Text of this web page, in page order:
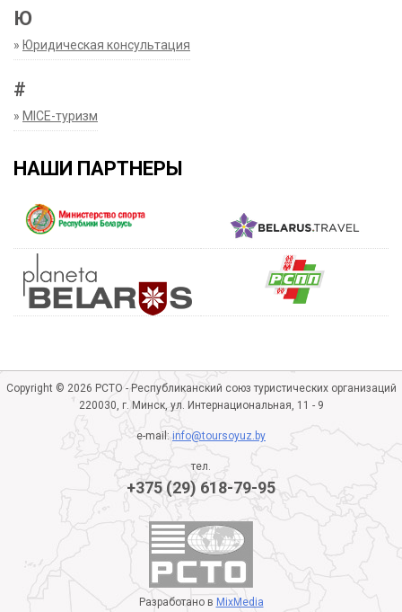
Ю
» Юридическая консультация
#
» MICE-туризм
НАШИ ПАРТНЕРЫ
Copyright © 2026 РСТО - Республиканский союз туристических организаций
220030, г. Минск, ул. Интернациональная, 11 - 9
e-mail:info@toursoyuz.by
тел.
+375 (29) 618-79-95
Разработано в MixMedia